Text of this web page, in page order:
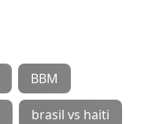
BBM
brasil vs haiti